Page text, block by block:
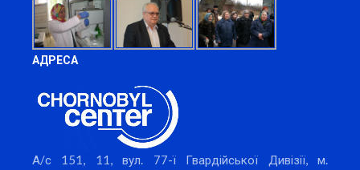
АДРЕСА
А/с 151, 11, вул. 77-ї Гвардійської Дивізії, м.